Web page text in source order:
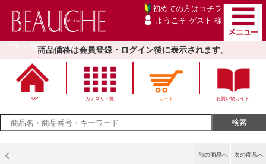
エステ用品卸売サイト
初めての方は コチラ
ようこそ ゲスト 様
商品価格は会員登録・ログイン後に表示されます。
TOP カテゴリ一覧 カート お買い物ガイド
次の商品へ
前の商品へ